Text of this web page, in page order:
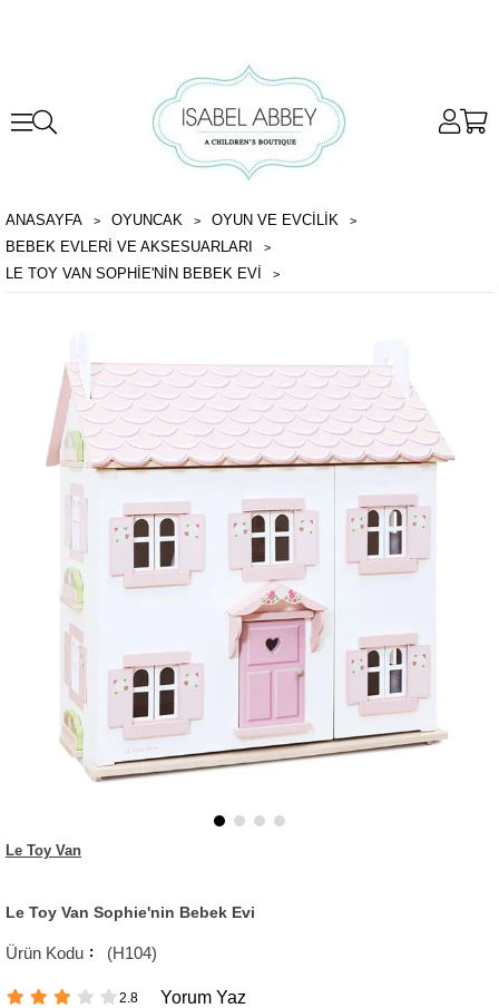
ANASAYFA OYUNCAK
OYUN VE EVCILIK
BEBEK EVLERI VE AKSESUARLARI
LE TOY VAN SOPHIE'NIN BEBEK EVI
Le Toy Van
Le Toy Van Sophie'nin Bebek Evi
(H104)
2.8 Yorum Yaz